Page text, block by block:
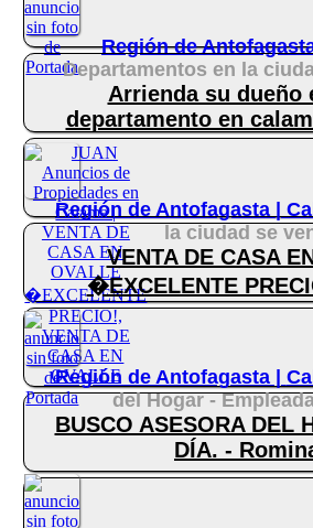
Región de
Departamentos en la
Arrienda su dueño
departamento en
Región de Antofagasta |
la ciudad se
VENTA DE CASA
�EXCELENTE
Región de Antofagasta |
del Hogar -
BUSCO ASESORA DEL
DÍA. -